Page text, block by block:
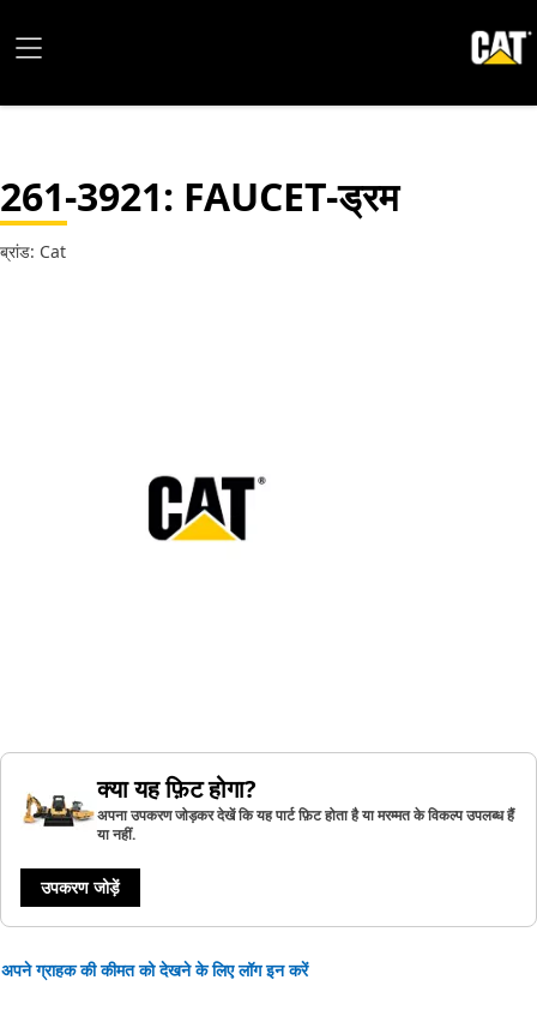
261-3921: FAUCET-ड्रम
ब्रांड: Cat
क्या यह फ़िट होगा?
अपना उपकरण जोड़कर देखें कि यह पार्ट फ़िट होता है या मरम्मत के विकल्प उपलब्ध हैं
या नहीं.
उपकरण जोड़ें
अपने ग्राहक की कीमत को देखने के लिए लॉग इन करें